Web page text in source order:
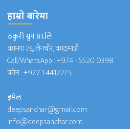
हाम्राे बारेमा
ठकुरी ग्रुप प्रा.लि
कामपा २६, लैनचौर, काठमाडौं
Call/WhatsApp :+974 - 5520 0398
फोन :+977-1-4412275
इमेल
deepsanchar@gmail.com
info@deepsanchar.com